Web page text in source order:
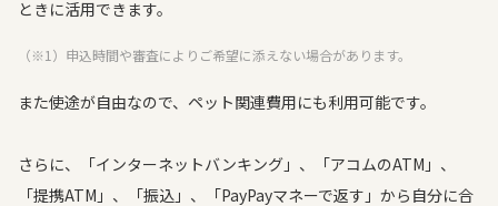
ときに活用できます。
（※1）申込時間や審査によりご希望に添えない場合があります。
また使途が自由なので、ペット関連費用にも利用可能です。
さらに、「インターネットバンキング」、「アコムのATM」、
「提携ATM」、「振込」、「PayPayマネーで返す」から自分に合